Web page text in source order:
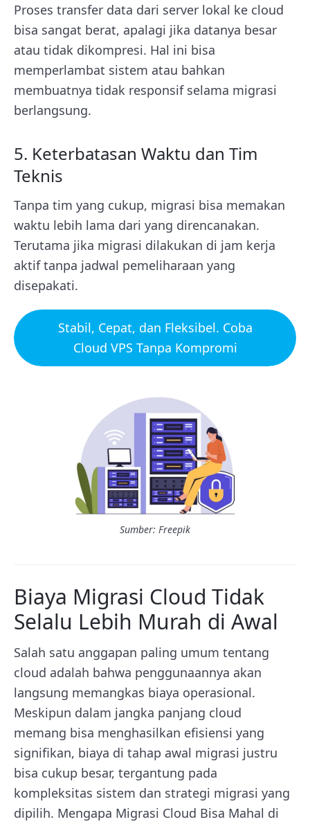
Proses transfer data dari server lokal ke cloud
bisa sangat berat, apalagi jika datanya besar
atau tidak dikompresi. Hal ini bisa
memperlambat sistem atau bahkan
membuatnya tidak responsif selama migrasi
berlangsung.
5. Keterbatasan Waktu dan Tim
Teknis
Tanpa tim yang cukup, migrasi bisa memakan
waktu lebih lama dari yang direncanakan.
Terutama jika migrasi dilakukan di jam kerja
aktif tanpa jadwal pemeliharaan yang
disepakati.
Stabil, Cepat, dan Fleksibel. Coba
Cloud VPS Tanpa Kompromi
Sumber: Freepik
Biaya Migrasi Cloud Tidak
Selalu Lebih Murah di Awal
Salah satu anggapan paling umum tentang
cloud adalah bahwa penggunaannya akan
langsung memangkas biaya operasional.
Meskipun dalam jangka panjang cloud
memang bisa menghasilkan efisiensi yang
signifikan, biaya di tahap awal migrasi justru
bisa cukup besar, tergantung pada
kompleksitas sistem dan strategi migrasi yang
dipilih. Mengapa Migrasi Cloud Bisa Mahal di